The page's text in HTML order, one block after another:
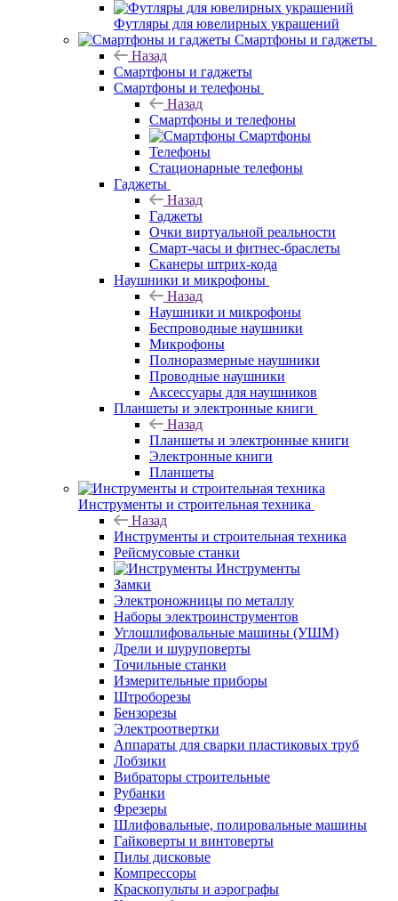
Футляры для ювелирных украшений
Смартфоны и гаджеты
Назад
Смартфоны и гаджеты
Смартфоны и телефоны
Назад
Смартфоны и телефоны
Смартфоны
Телефоны
Стационарные телефоны
Гаджеты
Назад
Гаджеты
Очки виртуальной реальности
Смарт-часы и фитнес-браслеты
Сканеры штрих-кода
Наушники и микрофоны
Назад
Наушники и микрофоны
Беспроводные наушники
Микрофоны
Полноразмерные наушники
Проводные наушники
Аксессуары для наушников
Планшеты и электронные книги
Назад
Планшеты и электронные книги
Электронные книги
Планшеты
Инструменты и строительная техника
Назад
Инструменты и строительная техника
Рейсмусовые станки
Инструменты
Замки
Электроножницы по металлу
Наборы электроинструментов
Углошлифовальные машины (УШМ)
Дрели и шуруповерты
Точильные станки
Измерительные приборы
Штроборезы
Бензорезы
Электроотвертки
Аппараты для сварки пластиковых труб
Лобзики
Вибраторы строительные
Рубанки
Фрезеры
Шлифовальные, полировальные машины
Гайковерты и винтоверты
Пилы дисковые
Компрессоры
Краскопульты и аэрографы